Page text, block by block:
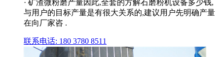
· 矿渣微粉磨产量因此,全套的方解石磨粉机设备多少钱,
与用户的目标产量是有很大关系的,建议用户先明确产量
在向厂家咨 .
联系电话: 180 3780 8511